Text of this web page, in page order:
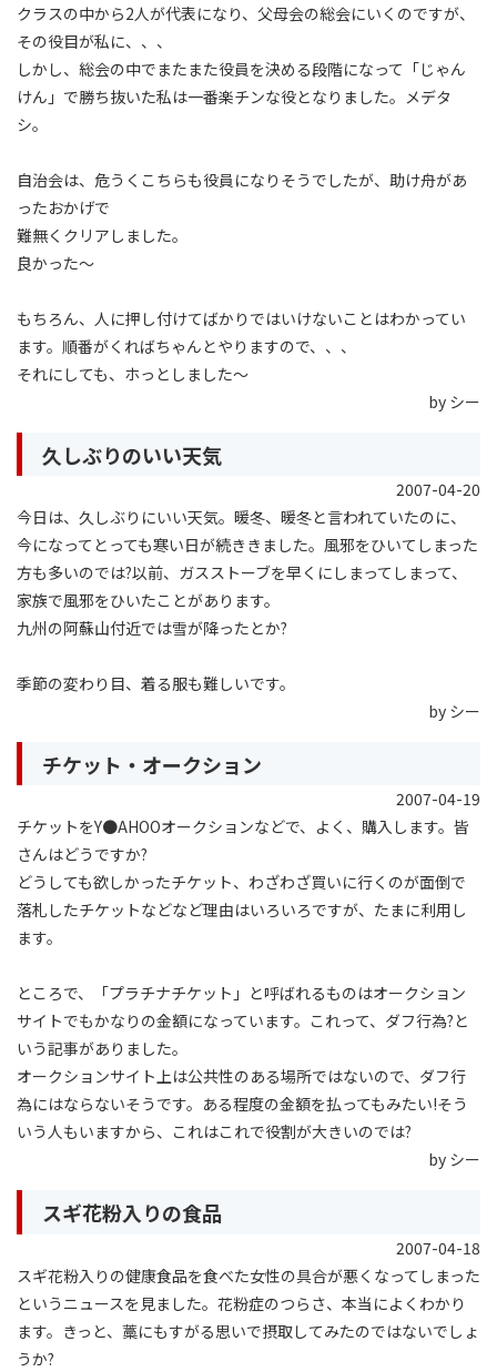
クラスの中から2人が代表になり、父母会の総会にいくのですが、
その役目が私に、、、
しかし、総会の中でまたまた役員を決める段階になって「じゃん
けん」で勝ち抜いた私は一番楽チンな役となりました。メデタ
シ。
自治会は、危うくこちらも役員になりそうでしたが、助け舟があ
ったおかげで
難無くクリアしました。
良かった〜
もちろん、人に押し付けてばかりではいけないことはわかってい
ます。順番がくればちゃんとやりますので、、、
それにしても、ホっとしました〜
by シー
久しぶりのいい天気
2007-04-20
今日は、久しぶりにいい天気。暖冬、暖冬と言われていたのに、
今になってとっても寒い日が続ききました。風邪をひいてしまった
方も多いのでは?以前、ガスストーブを早くにしまってしまって、
家族で風邪をひいたことがあります。
九州の阿蘇山付近では雪が降ったとか?
季節の変わり目、着る服も難しいです。
by シー
チケット・オークション
2007-04-19
チケットをY●AHOOオークションなどで、よく、購入します。皆
さんはどうですか?
どうしても欲しかったチケット、わざわざ買いに行くのが面倒で
落札したチケットなどなど理由はいろいろですが、たまに利用し
ます。
ところで、「プラチナチケット」と呼ばれるものはオークション
サイトでもかなりの金額になっています。これって、ダフ行為?と
いう記事がありました。
オークションサイト上は公共性のある場所ではないので、ダフ行
為にはならないそうです。ある程度の金額を払ってもみたい!そう
いう人もいますから、これはこれで役割が大きいのでは?
by シー
スギ花粉入りの食品
2007-04-18
スギ花粉入りの健康食品を食べた女性の具合が悪くなってしまった
というニュースを見ました。花粉症のつらさ、本当によくわかり
ます。きっと、藁にもすがる思いで摂取してみたのではないでしょ
うか?